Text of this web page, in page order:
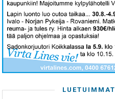
LUETUIMMAT